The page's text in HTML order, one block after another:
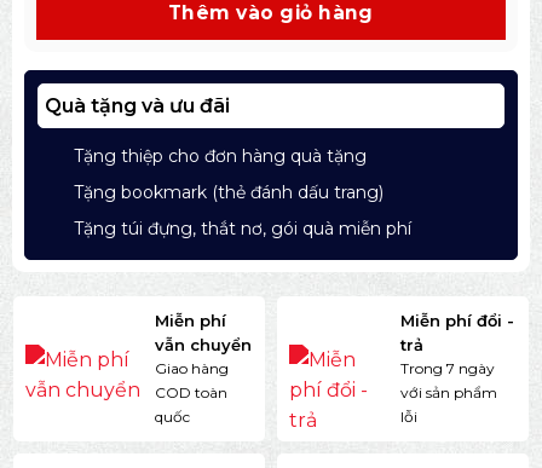
Thêm vào giỏ hàng
Quà tặng và ưu đãi
Tặng thiệp cho đơn hàng quà tặng
Tặng bookmark (thẻ đánh dấu trang)
Tặng túi đựng, thắt nơ, gói quà miễn phí
Miễn phí
vẫn chuyển
Giao hàng
COD toàn
quốc
Miễn phí đổi -
trả
Trong 7 ngày
với sản phẩm
lỗi